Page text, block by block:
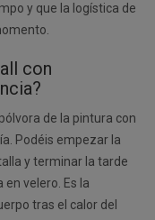
y que la logística de
con
de la pintura con
Podéis empezar la
y terminar la tarde
velero. Es la
tras el calor del